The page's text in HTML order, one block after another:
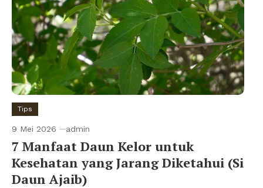
Tips
9 Mei 2026 admin
7 Manfaat Daun Kelor untuk
Kesehatan yang Jarang Diketahui (Si
Daun Ajaib)